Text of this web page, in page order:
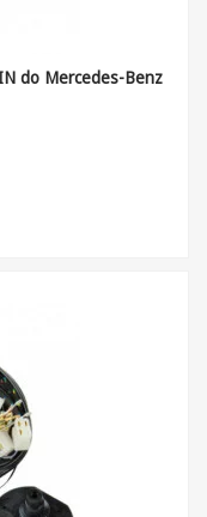
do Mercedes-Benz